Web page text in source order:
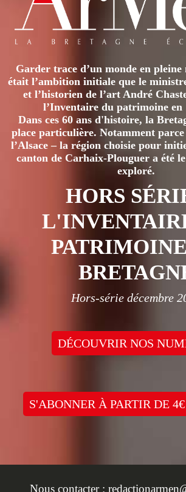
Garder trace d’un monde en
était l’ambition initiale que le
et l’historien de l’art André
l’Inventaire du patrimoine en
Dans ces 60 ans d'histoire, la
place particulière. Notamment parce
l’Alsace – la région choisie pour
canton de Carhaix-Plouguer a été
exploré.
HORS
Hors-série décembre
DÉCOUVRIR NOS
S'ABONNER À PARTIR DE
Nous contacter :